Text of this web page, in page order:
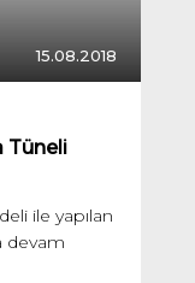
15.08.2018
Tüneli
ile yapılan
devam